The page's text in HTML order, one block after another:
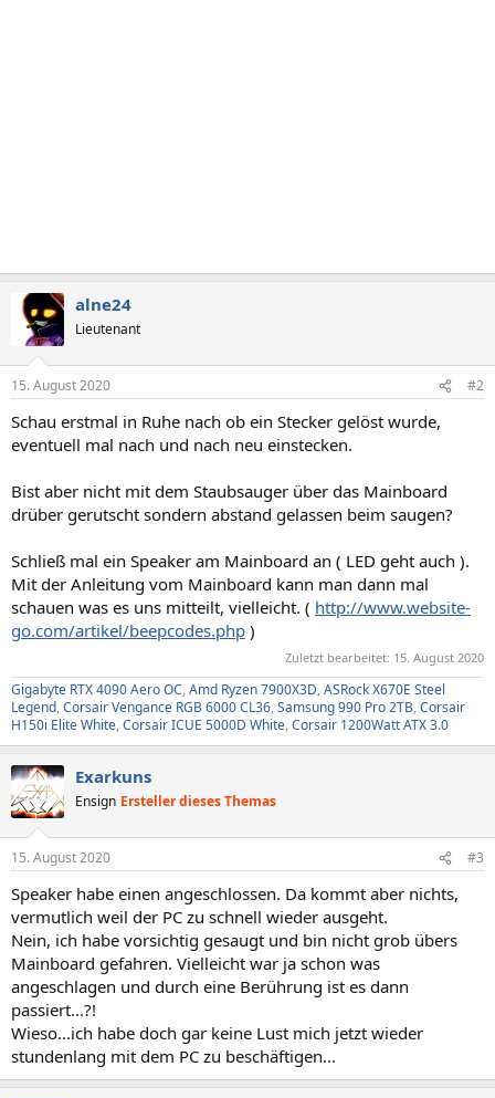
alne24
Lieutenant
15. August 2020 #2
Schau erstmal in Ruhe nach ob ein Stecker gelöst wurde,
eventuell mal nach und nach neu einstecken.
Bist aber nicht mit dem Staubsauger über das Mainboard
drüber gerutscht sondern abstand gelassen beim saugen?
Schließ mal ein Speaker am Mainboard an ( LED geht auch ).
Mit der Anleitung vom Mainboard kann man dann mal
schauen was es uns mitteilt, vielleicht. ( http://www.website-
go.com/artikel/beepcodes.php )
Zuletzt bearbeitet: 15. August 2020
Gigabyte RTX 4090 Aero OC, Amd Ryzen 7900X3D, ASRock X670E Steel
Legend, Corsair Vengance RGB 6000 CL36, Samsung 990 Pro 2TB, Corsair
H150i Elite White, Corsair ICUE 5000D White, Corsair 1200Watt ATX 3.0
Exarkuns
Ensign Ersteller dieses Themas
15. August 2020 #3
Speaker habe einen angeschlossen. Da kommt aber nichts,
vermutlich weil der PC zu schnell wieder ausgeht.
Nein, ich habe vorsichtig gesaugt und bin nicht grob übers
Mainboard gefahren. Vielleicht war ja schon was
angeschlagen und durch eine Berührung ist es dann
passiert...?!
Wieso...ich habe doch gar keine Lust mich jetzt wieder
stundenlang mit dem PC zu beschäftigen...